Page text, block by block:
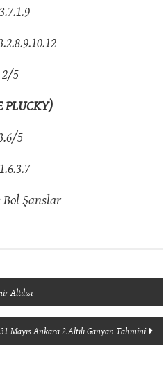
2/5
PLUCKY)
5
Şanslar
Altılısı
Mayıs Ankara 2.Altılı Ganyan Tahmini